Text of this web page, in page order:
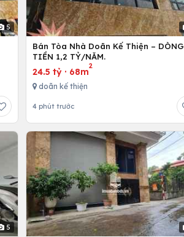
5
Bán Tòa Nhà Doãn Kế Thiện – DÒNG
TIỀN 1,2 TỶ/NĂM.
24.5 tỷ · 68m
2
doãn kế thiện
4 phút trước
5